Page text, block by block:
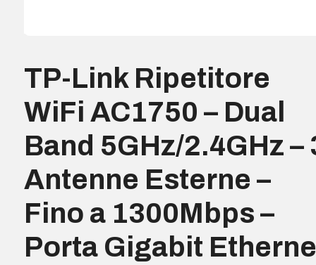
TP-Link Ripetitore
WiFi AC1750 – Dual
Band 5GHz/2.4GHz –
Antenne Esterne –
Fino a 1300Mbps –
Porta Gigabit